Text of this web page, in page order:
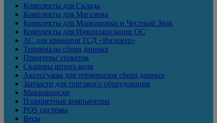
Комплекты для Склада
Комплекты для Магазина
Комплекты для Маркировки и Честный Знак
Комплекты для Инвентаризации ОС
АС для хранения ТСД «Инлокер»
Терминалы сбора данных
Принтеры этикеток
Сканеры штрих-кода
Аксессуары для терминалов сбора данных
Запчасти для торгового оборудования
Микрокиоски
Планшетные компьютеры
POS системы
Весы